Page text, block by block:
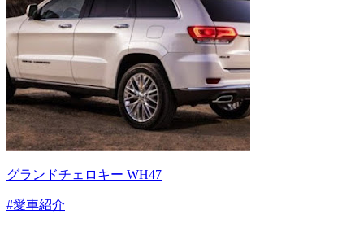
グランドチェロキー WH47
#愛車紹介